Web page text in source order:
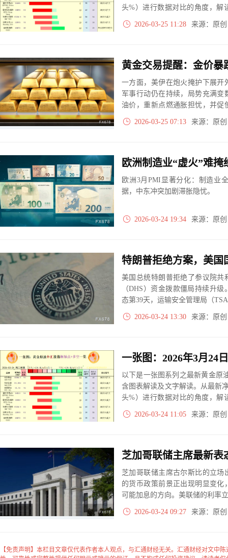
头%）进行数据对比的角度，解
大、净多头减小、净空头无变
实际数据对比结果对应展示其中
2026-03-25 11:28 来源：原
一方面，美伊在炮火掩护下展开
军事行动仍在持续，局势充满
油价，重新点燃通胀担忧，并
能加息，美元与美债收益率双
失效，价格自高点回撤逾20%后
2026-03-25 07:13 来源：原
欧洲制造业“虚火”难
欧洲3月PMI显著分化：制造业
据，中东冲突加剧滞胀隐忧。
2026-03-24 19:34 来源：原
美国总统特朗普拒绝了参议院共
（DHS）资金拨款僵局持续升
态第39天，运输安全管理局（
安检排起长队，旅客出行受到严
2026-03-24 13:30 来源：原
以下是一张图系列之最新黄金原
含图表解读及文字解读。从最新
头%）进行数据对比的角度，解
大、净多头减小、净空头无变
实际数据对比结果对应展示其中
2026-03-24 11:05 来源：原
芝加哥联储主席古尔斯比的立场
的货币政策前景正出现明显变
可能加息的方向。美联储的利率
2026-03-24 09:27 来源：原
【免责声明】本栏目文章仅代表作者本人观点，与汇通财经无关。汇通财经对文中